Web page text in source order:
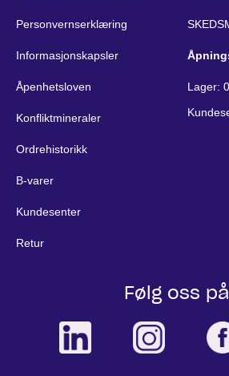
Personvernserklæring
Informasjonskapsler
Åpenhetsloven
Konfliktmineraler
Ordrehistorikk
B-varer
Kundesenter
Retur
Lager:
Følg oss